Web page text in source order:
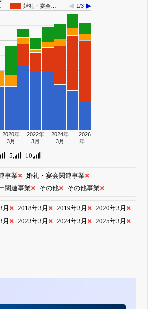
婚礼・宴会… 1/3
2020年
3月
2022年
3月
2024年
3月
2026
年…
5 10
事業
婚礼・宴会関連事業
関連事業
その他 その他事業
月 2018年3月 2019年3月
2020年3月
月 2023年3月 2024年3月
2025年3月